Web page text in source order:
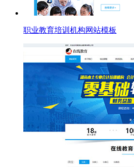
职业教育培训机构网站模板